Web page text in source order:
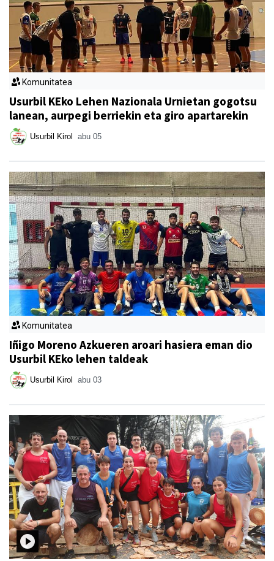
Komunitatea
Usurbil KEko Lehen Nazionala Urnietan gogotsu
lanean, aurpegi berriekin eta giro apartarekin
Usurbil Kirol abu 05
Komunitatea
Iñigo Moreno Azkueren aroari hasiera eman dio
Usurbil KEko lehen taldeak
Usurbil Kirol abu 03